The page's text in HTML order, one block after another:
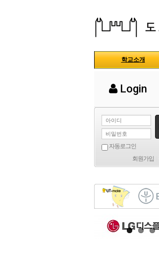
학교소개
Login
자동로그인
회원가입